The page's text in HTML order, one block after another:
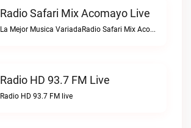
Radio Safari Mix Acomayo Live
La Mejor Musica VariadaRadio Safari Mix Acomayo live
Radio HD 93.7 FM Live
Radio HD 93.7 FM live